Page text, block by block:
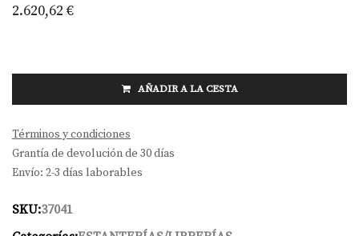
2.620,62 €
AÑADIR A LA CESTA
Términos y condiciones
Grantía de devolución de 30 días
Envío: 2-3 días laborables
SKU:37041